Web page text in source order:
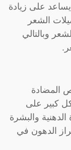
على زيادة
الشعر
وبالتالي
المضادة
كبير على
والبشرة
الدهون في